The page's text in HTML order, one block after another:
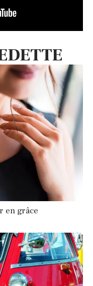
en grâce